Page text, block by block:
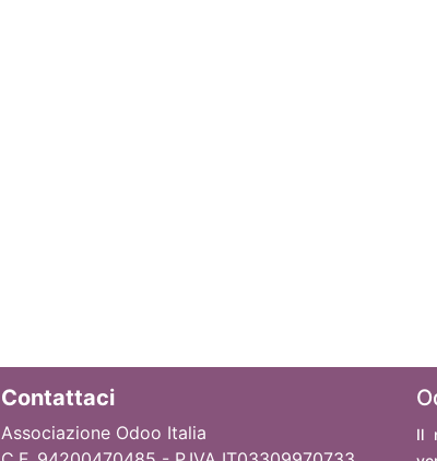
Contattaci
Associazione Odoo Italia
Il